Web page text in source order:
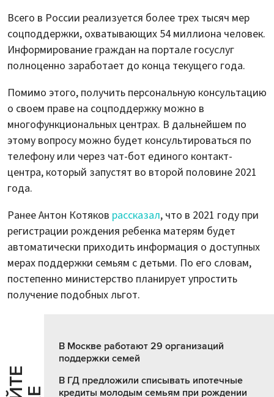
Всего в России реализуется более трех тысяч мер
соцподдержки, охватывающих 54 миллиона человек.
Информирование граждан на портале госуслуг
полноценно заработает до конца текущего года.
Помимо этого, получить персональную консультацию
о своем праве на соцподдержку можно в
многофункциональных центрах. В дальнейшем по
этому вопросу можно будет консультироваться по
телефону или через чат-бот единого контакт-
центра, который запустят во второй половине 2021
года.
Ранее Антон Котяков рассказал, что в 2021 году при
регистрации рождения ребенка матерям будет
автоматически приходить информация о доступных
мерах поддержки семьям с детьми. По его словам,
постепенно министерство планирует упростить
получение подобных льгот.
В Москве работают 29 организаций
поддержки семей
В ГД предложили списывать ипотечные
кредиты молодым семьям при рождении